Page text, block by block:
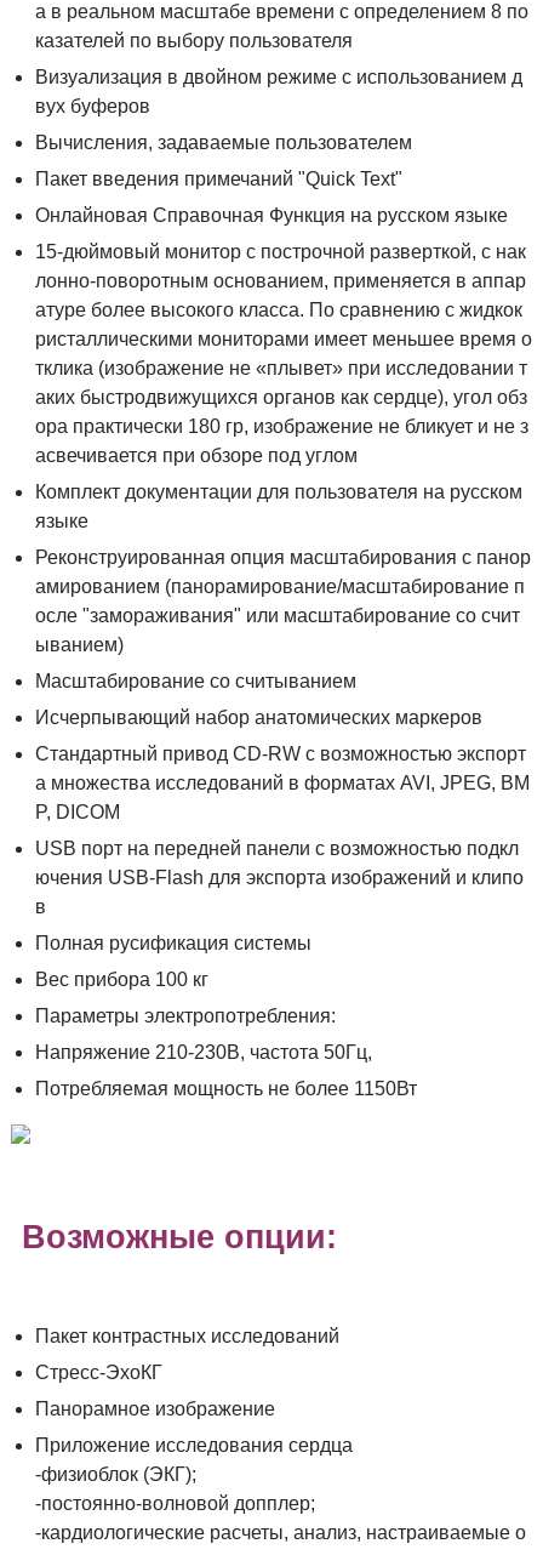
а в реальном масштабе времени с определением 8 по
казателей по выбору пользователя
Визуализация в двойном режиме с использованием д
вух буферов
Вычисления, задаваемые пользователем
Пакет введения примечаний "Quick Text"
Онлайновая Справочная Функция на русском языке
15-дюймовый монитор с построчной разверткой, с нак
лонно-поворотным основанием, применяется в аппар
атуре более высокого класса. По сравнению с жидкок
ристаллическими мониторами имеет меньшее время о
тклика (изображение не «плывет» при исследовании т
аких быстродвижущихся органов как сердце), угол обз
ора практически 180 гр, изображение не бликует и не з
асвечивается при обзоре под углом
Комплект документации для пользователя на русском
языке
Реконструированная опция масштабирования с панор
амированием (панорамирование/масштабирование п
осле "замораживания" или масштабирование со счит
ыванием)
Масштабирование со считыванием
Исчерпывающий набор анатомических маркеров
Стандартный привод CD-RW с возможностью экспорт
а множества исследований в форматах AVI, JPEG, BM
P, DICOM
USB порт на передней панели с возможностью подкл
ючения USB-Flash для экспорта изображений и клипо
в
Полная русификация системы
Вес прибора 100 кг
Параметры электропотребления:
Напряжение 210-230В, частота 50Гц,
Потребляемая мощность не более 1150Вт
Возможные опции:
Пакет контрастных исследований
Cтресс-ЭхоКГ
Панорамное изображение
Приложение исследования сердца
-физиоблок (ЭКГ);
-постоянно-волновой допплер;
-кардиологические расчеты, анализ, настраиваемые о